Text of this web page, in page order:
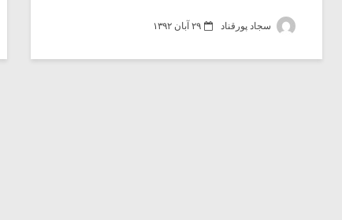
سجاد پورقناد ۲۹ آبان ۱۳۹۲